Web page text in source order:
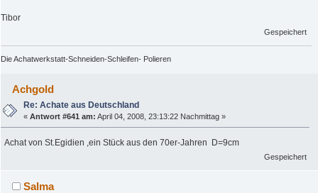
Tibor
Gespeichert
Die Achatwerkstatt-Schneiden-Schleifen- Polieren
Achgold
Re: Achate aus Deutschland
«Antwort #641 am: April 04, 2008, 23:13:22 Nachmittag »
Achat von St.Egidien ,ein Stück aus den 70er-Jahren D=9cm
Gespeichert
Salma